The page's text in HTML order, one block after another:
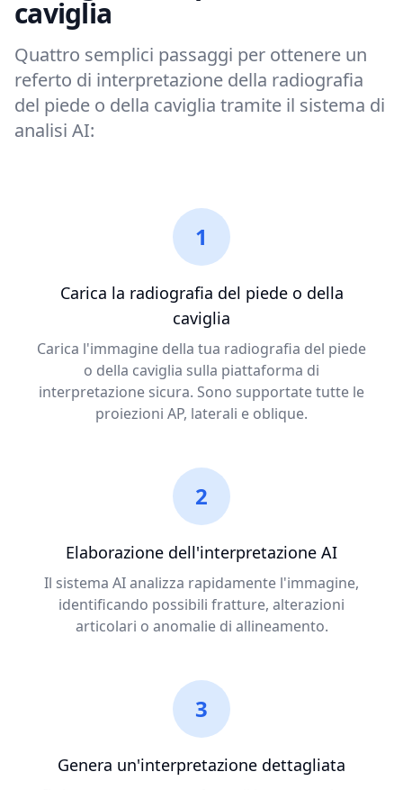
caviglia
Quattro semplici passaggi per ottenere un
referto di interpretazione della radiografia
del piede o della caviglia tramite il sistema di
analisi AI:
1
Carica la radiografia del piede o della
caviglia
Carica l'immagine della tua radiografia del piede
o della caviglia sulla piattaforma di
interpretazione sicura. Sono supportate tutte le
proiezioni AP, laterali e oblique.
2
Elaborazione dell'interpretazione AI
Il sistema AI analizza rapidamente l'immagine,
identificando possibili fratture, alterazioni
articolari o anomalie di allineamento.
3
Genera un'interpretazione dettagliata